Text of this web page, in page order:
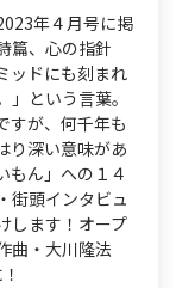
年４月号に掲
篇、心の指針
ッドにも刻まれ
という言葉。
すが、何千年も
り深い意味があ
もん」への１４
街頭インタビュ
します！オープ
曲・大川隆法